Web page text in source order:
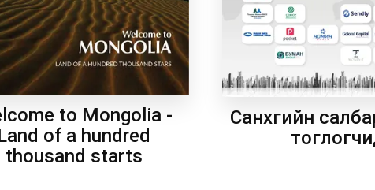
to Mongolia -
of a hundred
thousand starts
Санхүүгийн